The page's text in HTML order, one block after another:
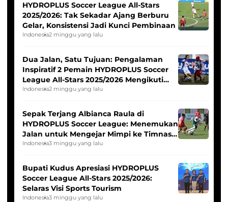
HYDROPLUS Soccer League All-Stars
2025/2026: Tak Sekadar Ajang Berburu
Gelar, Konsistensi Jadi Kunci Pembinaan
Indonesia2 minggu yang lalu
Dua Jalan, Satu Tujuan: Pengalaman
Inspiratif 2 Pemain HYDROPLUS Soccer
League All-Stars 2025/2026 Mengikuti
Seleksi Timnas Indonesia Putri
Indonesia2 minggu yang lalu
Sepak Terjang Albianca Raula di
HYDROPLUS Soccer League: Menemukan
Jalan untuk Mengejar Mimpi ke Timnas
Indonesia Putri
Indonesia3 minggu yang lalu
Bupati Kudus Apresiasi HYDROPLUS
Soccer League All-Stars 2025/2026:
Selaras Visi Sports Tourism
Indonesia3 minggu yang lalu